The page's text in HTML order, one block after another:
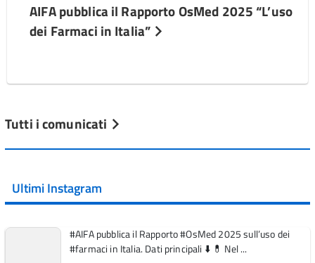
AIFA pubblica il Rapporto OsMed 2025 “L’uso
dei Farmaci in Italia”
Tutti i comunicati
Ultimi Instagram
#AIFA pubblica il Rapporto #OsMed 2025 sull’uso dei
#farmaci in Italia. Dati principali ⬇️ 💊 Nel ...